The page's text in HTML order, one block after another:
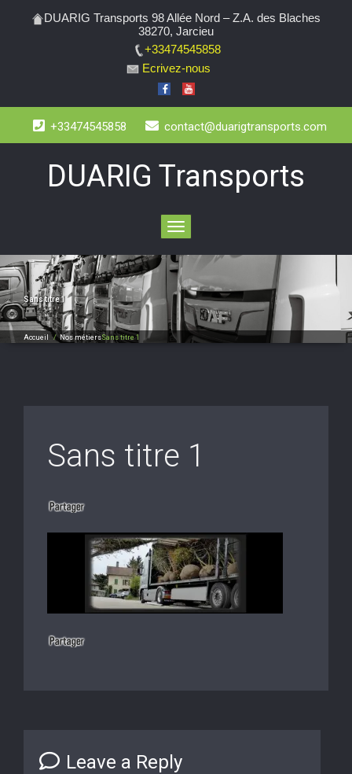
DUARIG Transports 98 Allée Nord – Z.A. des Blaches
38270, Jarcieu
+33474545858
Ecrivez-nous
+33474545858 contact@duarigtransports.com
DUARIG Transports
Toggle
navigation
Sans titre 1
Accueil / Nos métiersSans titre 1
Sans titre 1
Leave a Reply